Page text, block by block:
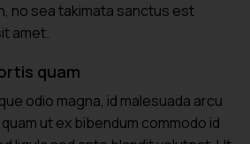
no sea takimata sanctus est
amet.
quam
odio magna, id malesuada arcu
ut ex bibendum commodo id